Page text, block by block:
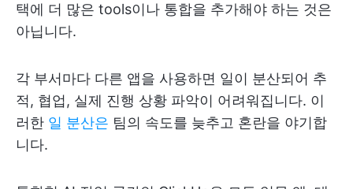
택에 더 많은 tools이나 통합을 추가해야 하는 것은
아닙니다.
각 부서마다 다른 앱을 사용하면 일이 분산되어 추
적, 협업, 실제 진행 상황 파악이 어려워집니다. 이
러한 일 분산은 팀의 속도를 늦추고 혼란을 야기합
니다.